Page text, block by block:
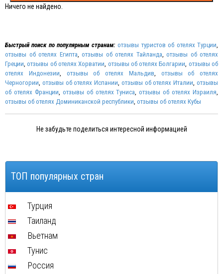
Ничего не найдено.
Быстрый поиск по популярным странам: отзывы туристов об отелях Турции
отзывы об отелях Египта отзывы об отелях Тайланда отзывы об отелях
Греции ,отзывы об отелях Хорватии отзывы об отелях Болгарии отзывы об
отелях Индонезии
отзывы об отелях Мальдив
отзывы об отелях
Черногории отзывы об отелях Испании отзывы об отелях Италии ,отзывы
об отелях Франции отзывы об отелях Туниса ,отзывы об отелях Израиля
отзывы об отелях Доминиканской республики отзывы об отелях Кубы
Не забудьте поделиться интересной информацией
ТОП популярных стран
Турция
Таиланд
Вьетнам
Тунис
Россия